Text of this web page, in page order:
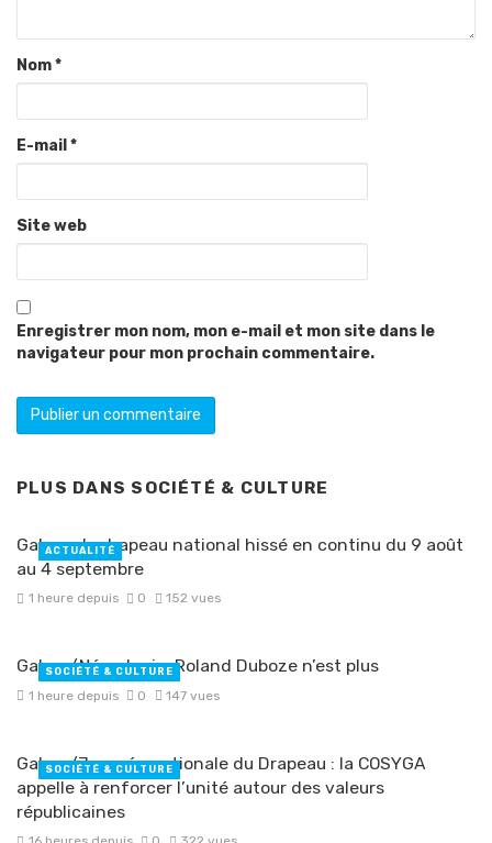
Nom*
E-mail*
Site web
Enregistrer mon nom, mon e-mail et mon site dans le
navigateur pour mon prochain commentaire.
PLUS DANS SOCIÉTÉ & CULTURE
Gabon : le drapeau national hissé en continu du 9 août
au 4 septembre
1 heure depuis 0 152 vues
ACTUALITÉ
Gabon/Nécrologie: Roland Duboze n’est plus
1 heure depuis 0 147 vues
SOCIÉTÉ & CULTURE
Gabon/Journée nationale du Drapeau : la COSYGA
appelle à renforcer l’unité autour des valeurs
républicaines
SOCIÉTÉ & CULTURE